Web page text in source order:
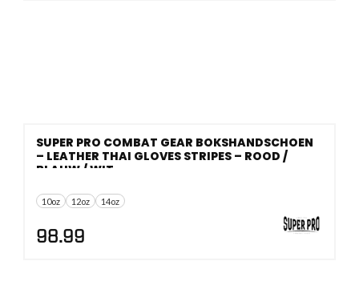
10oz 12oz 14oz
SUPER PRO COMBAT GEAR BOKSHANDSCHOEN
– LEATHER THAI GLOVES STRIPES – ROOD /
BLAUW / WIT
98.99